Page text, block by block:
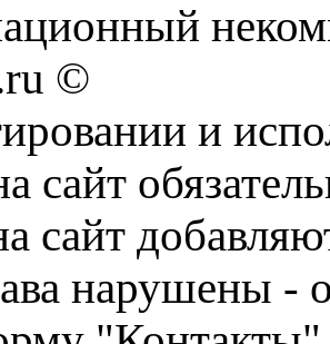
©
и
сайт
сайт
нарушены -